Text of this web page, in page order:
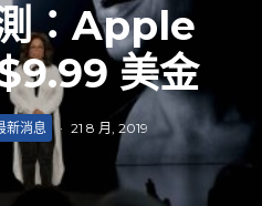
：Apple
美金
新消息 · 21 8 月, 2019